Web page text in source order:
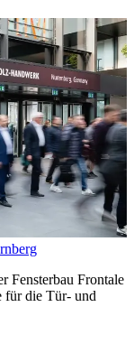
Fensterbau Frontale
für die Tür- und